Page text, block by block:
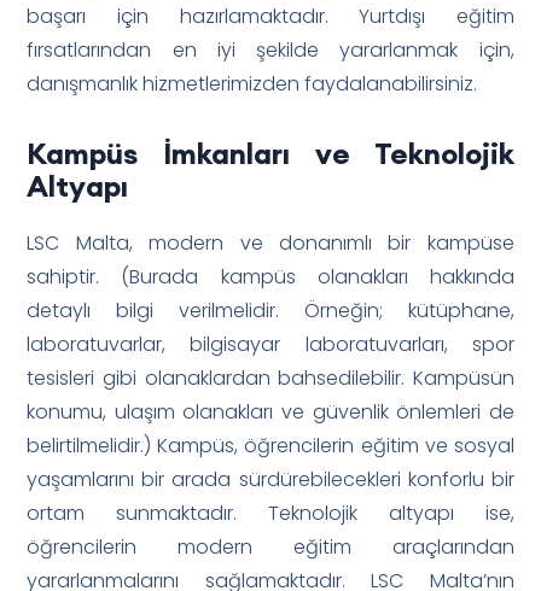
başarı için hazırlamaktadır. Yurtdışı eğitim
fırsatlarından en iyi şekilde yararlanmak için,
danışmanlık hizmetlerimizden faydalanabilirsiniz.
Kampüs İmkanları ve Teknolojik
Altyapı
LSC Malta, modern ve donanımlı bir kampüse
sahiptir. (Burada kampüs olanakları hakkında
detaylı bilgi verilmelidir. Örneğin; kütüphane,
laboratuvarlar, bilgisayar laboratuvarları, spor
tesisleri gibi olanaklardan bahsedilebilir. Kampüsün
konumu, ulaşım olanakları ve güvenlik önlemleri de
belirtilmelidir.) Kampüs, öğrencilerin eğitim ve sosyal
yaşamlarını bir arada sürdürebilecekleri konforlu bir
ortam sunmaktadır. Teknolojik altyapı ise,
öğrencilerin modern eğitim araçlarından
yararlanmalarını sağlamaktadır. LSC Malta’nın